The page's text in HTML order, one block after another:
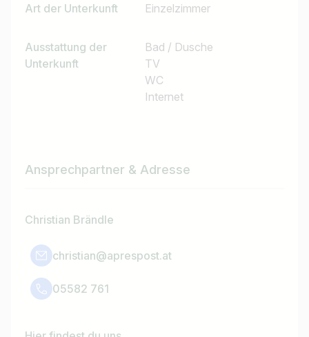
Art der Unterkunft Einzelzimmer
Ausstattung der
Unterkunft
Bad / Dusche
TV
WC
Internet
Ansprechpartner & Adresse
Christian Brändle
christian@aprespost.at
05582 761